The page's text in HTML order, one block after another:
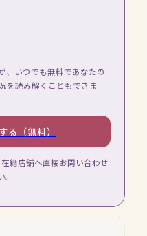
、いつでも無料であなたの
を読み解くこともできま
る（無料）
籍店舗へ直接お問い合わせ